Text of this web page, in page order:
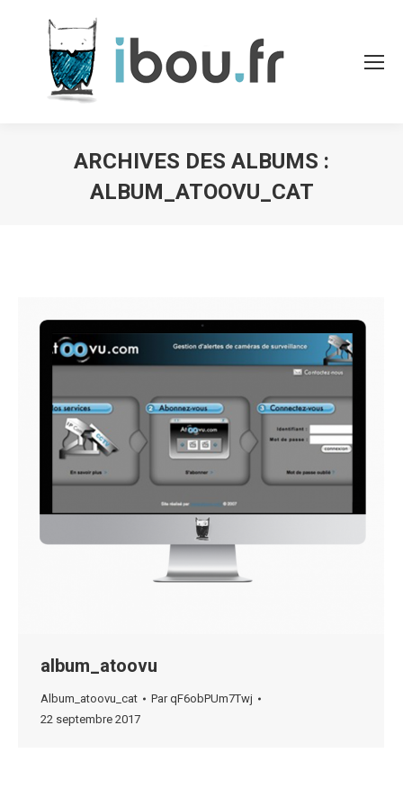
ARCHIVES DES ALBUMS :
ALBUM_ATOOVU_CAT
album_atoovu
Album_atoovu_cat ParqF6obPUm7Twj
22 septembre 2017